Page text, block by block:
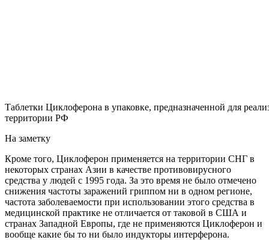
Таблетки Циклоферона в упаковке, предназначенной для
территории РФ
На заметку
Кроме того, Циклоферон применяется на территории СНГ в
некоторых странах Азии в качестве противовирусного
средства у людей с 1995 года. За это время не было отмечено
снижения частоты заражений гриппом ни в одном регионе,
частота заболеваемости при использовании этого средства в
медицинской практике не отличается от таковой в США и
странах Западной Европы, где не применяются Циклоферон и
вообще какие бы то ни было индукторы интерферона.